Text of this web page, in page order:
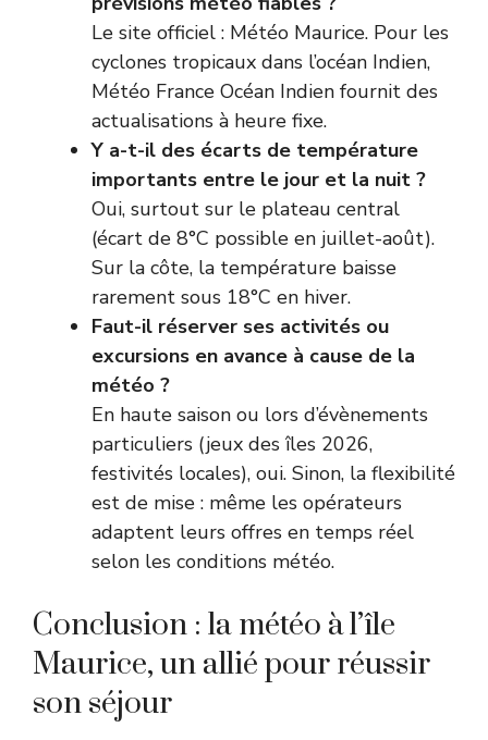
Le site officiel : Météo Maurice. Pour les
cyclones tropicaux dans l’océan Indien,
Météo France Océan Indien fournit des
actualisations à heure fixe.
Y a-t-il des écarts de température
importants entre le jour et la nuit ?
Oui, surtout sur le plateau central
(écart de 8°C possible en juillet-août).
Sur la côte, la température baisse
rarement sous 18°C en hiver.
Faut-il réserver ses activités ou
excursions en avance à cause de la
météo ?
En haute saison ou lors d’évènements
particuliers (jeux des îles 2026,
festivités locales), oui. Sinon, la flexibilité
est de mise : même les opérateurs
adaptent leurs offres en temps réel
selon les conditions météo.
Conclusion : la météo à l’île
Maurice, un allié pour réussir
son séjour